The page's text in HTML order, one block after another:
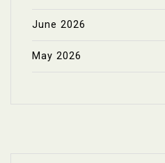
June 2026
May 2026